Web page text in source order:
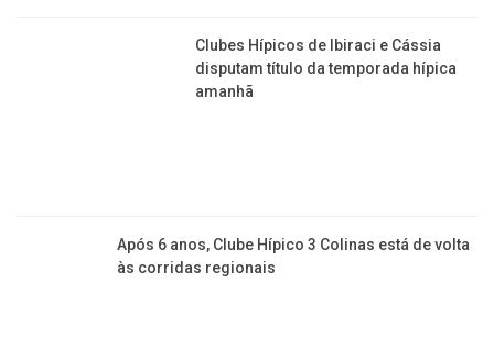
Clubes Hípicos de Ibiraci e Cássia
disputam título da temporada hípica
amanhã
Após 6 anos, Clube Hípico 3 Colinas está de volta
às corridas regionais